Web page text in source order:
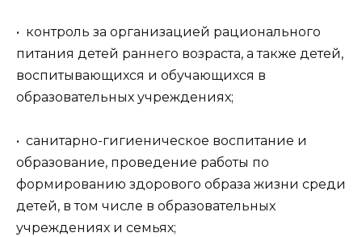
• контроль за организацией рационального
питания детей раннего возраста, а также детей,
воспитывающихся и обучающихся в
образовательных учреждениях;
• санитарно-гигиеническое воспитание и
образование, проведение работы по
формированию здорового образа жизни среди
детей, в том числе в образовательных
учреждениях и семьях;